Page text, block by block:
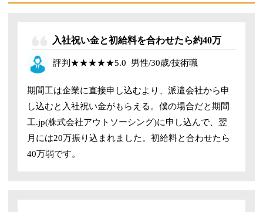
入社祝い金と初給料を合わせたら約40万
評判 ★★★★★5.0 男性/30歳/技術職
期間工は企業に直接申し込むより、派遣会社から申
し込むと入社祝い金がもらえる。僕の場合だと期間
工.jp(株式会社アウトソーシング)に申し込んで、翌
月には20万振り込まれました。初給料と合わせたら
40万弱です。